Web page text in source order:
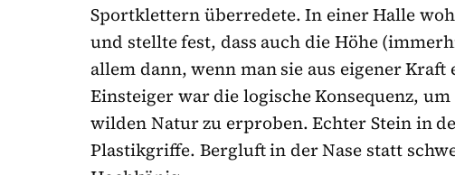
Sportklettern überredete. In einer Halle
und stellte fest, dass auch die Höhe
allem dann, wenn man sie aus eigener
Einsteiger war die logische Konsequenz,
wilden Natur zu erproben. Echter Stein in
Plastikgriffe. Bergluft in der Nase statt